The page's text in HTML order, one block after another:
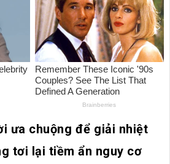
ưa chuộng để giải nhiệt
tơi lại tiềm ẩn nguy cơ